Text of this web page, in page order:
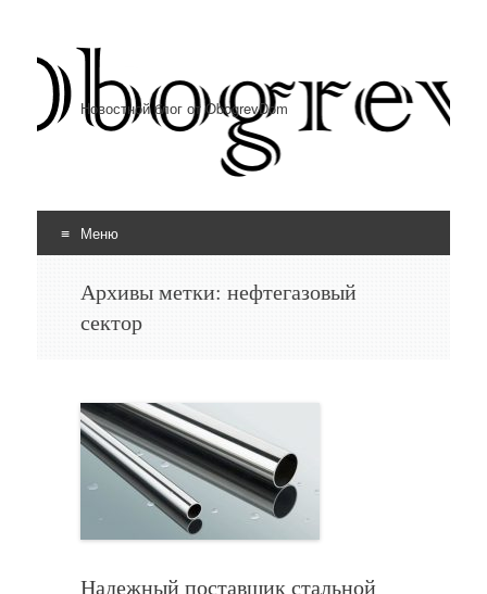
Новостной блог от ObogrevDom
Меню
Архивы метки: нефтегазовый
сектор
Надежный поставщик стальной